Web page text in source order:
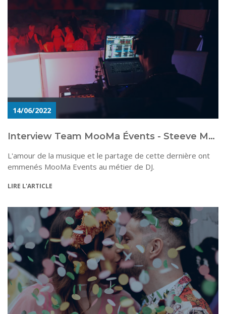
14/06/2022
Interview Team MooMa Évents - Steeve Mayéko
L'amour de la musique et le partage de cette dernière ont
emmenés MooMa Events au métier de DJ.
LIRE L'ARTICLE